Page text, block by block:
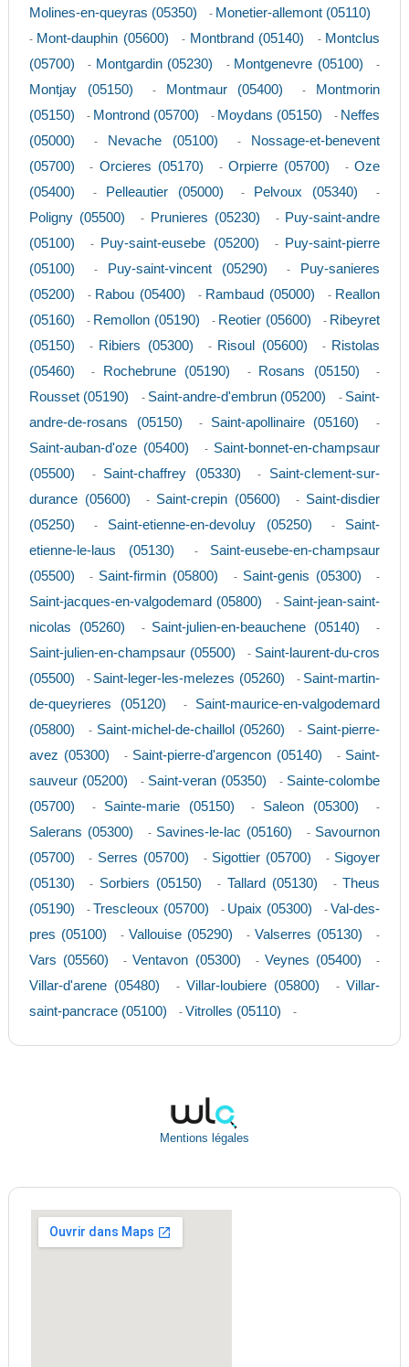
Molines-en-queyras (05350) - Monetier-allemont (05110)
- Mont-dauphin (05600) - Montbrand (05140) - Montclus
(05700)
- Montgardin (05230) - Montgenevre (05100) -
Montjay (05150) - Montmaur (05400) -
Montmorin
(05150)
- Montrond (05700) - Moydans (05150) - Neffes
(05000)
- Nevache (05100) -
Nossage-et-benevent
(05700)
- Orcieres (05170) - Orpierre (05700) -Oze
(05400)
- Pelleautier (05000) - Pelvoux (05340) -
Poligny (05500) - Prunieres (05230) - Puy-saint-andre
(05100)
- Puy-saint-eusebe (05200) -
Puy-saint-pierre
(05100)
- Puy-saint-vincent (05290) -
Puy-sanieres
(05200)
- Rabou (05400) - Rambaud (05000) - Reallon
(05160)
- Remollon (05190) - Reotier (05600) - Ribeyret
(05150)
- Ribiers (05300) - Risoul (05600) - Ristolas
(05460)
- Rochebrune (05190) - Rosans (05150) -
Rousset (05190) - Saint-andre-d'embrun (05200) - Saint-
andre-de-rosans (05150)
- Saint-apollinaire (05160) -
Saint-auban-d'oze (05400) - Saint-bonnet-en-champsaur
(05500)
- Saint-chaffrey (05330) - Saint-clement-sur-
durance (05600)
- Saint-crepin (05600) - Saint-disdier
(05250)
- Saint-etienne-en-devoluy (05250) - Saint-
etienne-le-laus (05130)
- Saint-eusebe-en-champsaur
(05500)
- Saint-firmin (05800) - Saint-genis (05300) -
Saint-jacques-en-valgodemard (05800) - Saint-jean-saint-
nicolas (05260)
- Saint-julien-en-beauchene (05140) -
Saint-julien-en-champsaur (05500) - Saint-laurent-du-cros
(05500)
- Saint-leger-les-melezes (05260) - Saint-martin-
de-queyrieres (05120)
- Saint-maurice-en-valgodemard
(05800)
- Saint-michel-de-chaillol (05260) - Saint-pierre-
avez (05300)
- Saint-pierre-d'argencon (05140) - Saint-
sauveur (05200)
- Saint-veran (05350) - Sainte-colombe
(05700)
- Sainte-marie (05150) - Saleon (05300) -
Salerans (05300) - Savines-le-lac (05160) - Savournon
(05700)
- Serres (05700) - Sigottier (05700) - Sigoyer
(05130)
- Sorbiers (05150) - Tallard (05130) - Theus
(05190)
- Trescleoux (05700) - Upaix (05300) - Val-des-
pres (05100)
- Vallouise (05290) - Valserres (05130) -
Vars (05560) - Ventavon (05300) - Veynes (05400) -
Villar-d'arene (05480) - Villar-loubiere (05800) - Villar-
saint-pancrace (05100)
- Vitrolles (05110) -
Mentions légales